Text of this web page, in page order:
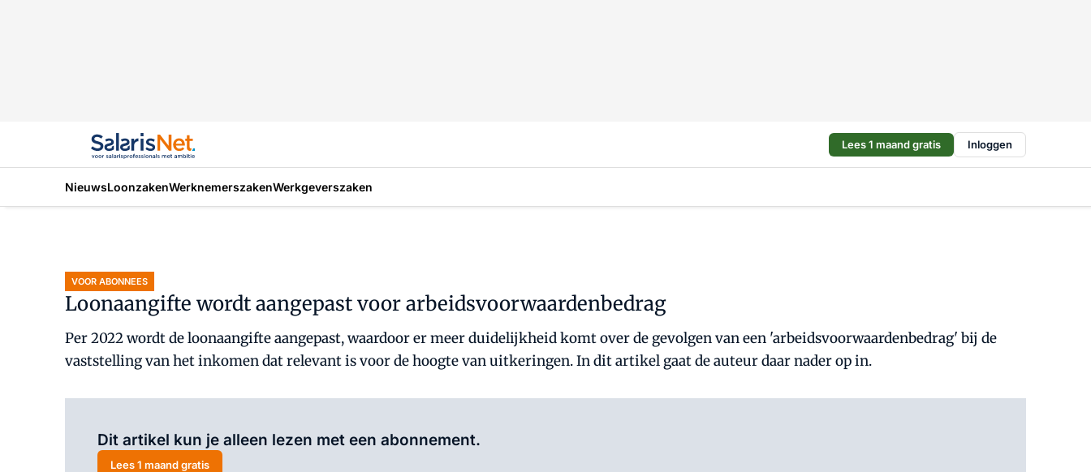
Lees 1 maand gratis Inloggen
NieuwsLoonzakenWerknemerszakenWerkgeverszaken
VOOR ABONNEES
Loonaangifte wordt aangepast voor arbeidsvoorwaardenbedrag
Per 2022 wordt de loonaangifte aangepast, waardoor er meer duidelijkheid komt over de gevolgen van een 'arbeidsvoorwaardenbedrag' bij de
vaststelling van het inkomen dat relevant is voor de hoogte van uitkeringen. In dit artikel gaat de auteur daar nader op in.
Dit artikel kun je alleen lezen met een abonnement.
Lees 1 maand gratis